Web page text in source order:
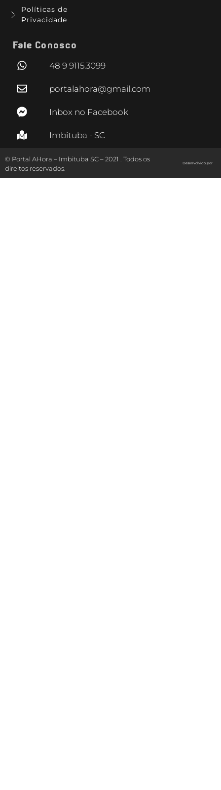
Políticas de
Privacidade
Fale Conosco
48 9 9115.3099
portalahora@gmail.com
Inbox no Facebook
Imbituba - SC
© Portal AHora – Imbituba SC – 2021 . Todos os
direitos reservados.
Desenvolvido por